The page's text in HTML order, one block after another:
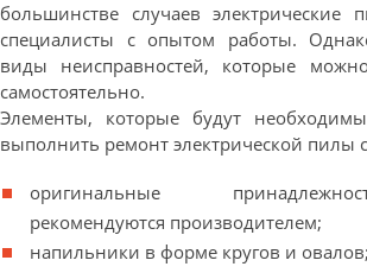
большинстве случаев электрические
специалисты с опытом работы.
виды неисправностей, которые
самостоятельно.
Элементы, которые будут
выполнить ремонт электрической пилы
оригинальные
рекомендуются производителем;
напильники в форме кругов и овалов;